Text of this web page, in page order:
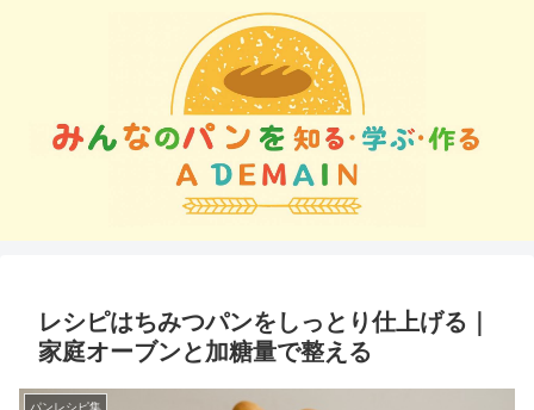
レシピはちみつパンをしっとり仕上げる｜
家庭オーブンと加糖量で整える
パンレシピ集